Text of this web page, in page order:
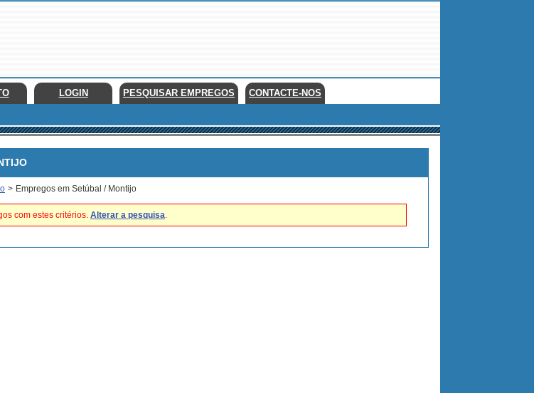
LOGIN PESQUISAR EMPREGOS CONTACTE-NOS
> Empregos em Setúbal / Montijo
com estes critérios. Alterar a pesquisa.